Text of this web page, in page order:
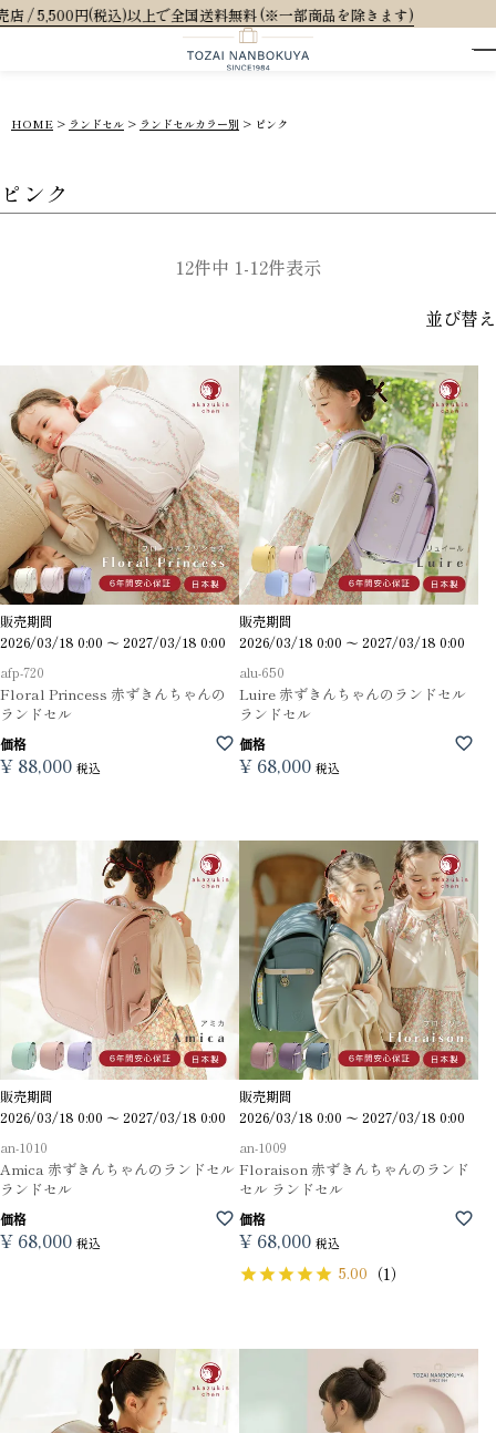
)以上で全国送料無料 (※一部商品を除きます)
HOME ランドセル ランドセルカラー別 ピンク
ピンク
並び替え
12件中 1-12件表示
販売期間
2026/03/18 0:00 〜 2027/03/18 0:00
afp-720
Floral Princess 赤ずきんちゃんの
ランドセル
価格
¥ 88,000 税込
販売期間
2026/03/18 0:00 〜 2027/03/18 0:00
alu-650
Luire 赤ずきんちゃんのランドセル
ランドセル
価格
¥ 68,000 税込
販売期間
2026/03/18 0:00 〜 2027/03/18 0:00
an-1010
Amica 赤ずきんちゃんのランドセル
ランドセル
価格
¥ 68,000 税込
販売期間
2026/03/18 0:00 〜 2027/03/18 0:00
an-1009
Floraison 赤ずきんちゃんのランド
セル ランドセル
価格
¥ 68,000 税込
5.00 （1）